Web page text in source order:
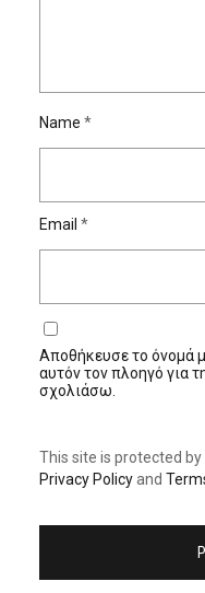
Name *
Email *
Αποθήκευσε το όνομά
αυτόν τον πλοηγό για
σχολιάσω.
This site is protected by
Privacy Policyand